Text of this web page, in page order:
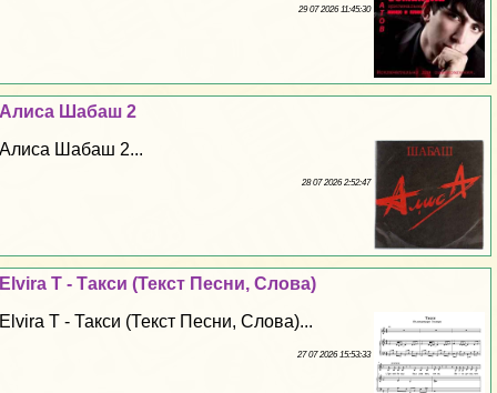
29 07 2026 11:45:30
Алиса Шабаш 2
Алиса Шабаш 2...
28 07 2026 2:52:47
Elvira T - Такси (Текст Песни, Слова)
Elvira T - Такси (Текст Песни, Слова)...
27 07 2026 15:53:33